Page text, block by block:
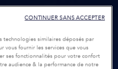
technologies similaires déposés par
vous fournir les services que vous
ses fonctionnalités pour votre confort
audience & la performance de notre
CONTINUER SANS ACCEPTER